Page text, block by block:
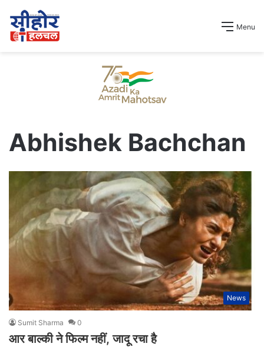
Menu
Abhishek Bachchan
News
Sumit Sharma 0
आर बाल्की ने फिल्म नहीं, जादू रचा है